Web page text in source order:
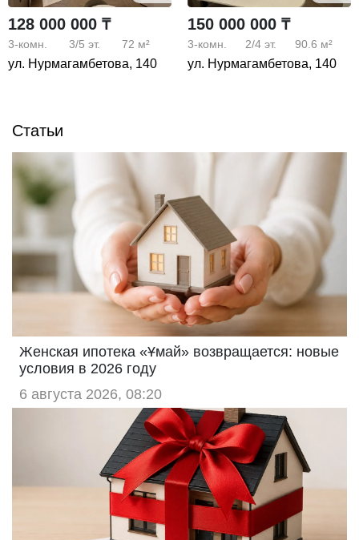
128 000 000 ₸
3-комн. 3/5 эт. 72 м²
ул. Нурмагамбетова, 140
150 000 000 ₸
3-комн. 2/4 эт. 90.6 м²
ул. Нурмагамбетова, 140
Статьи
Женская ипотека «Ұмай» возвращается: новые
условия в 2026 году
6 августа 2026, 08:20